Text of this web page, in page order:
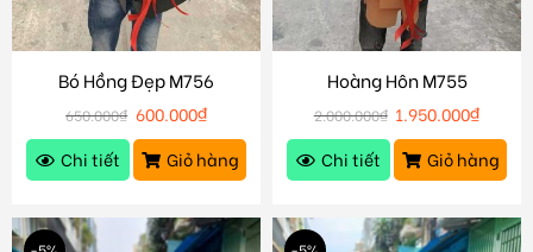
Bó Hồng Đẹp M756
650.000₫ 600.000₫
Chi tiết
Giỏ hàng
Hoàng Hôn M755
2.000.000₫ 1.950.000₫
Chi tiết
Giỏ hàng